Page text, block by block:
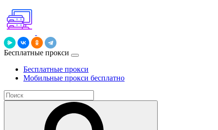
Бесплатные прокси
Бесплатные прокси
Мобильные прокси бесплатно